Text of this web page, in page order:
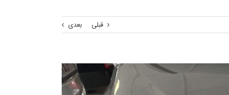
قبلی بعدی